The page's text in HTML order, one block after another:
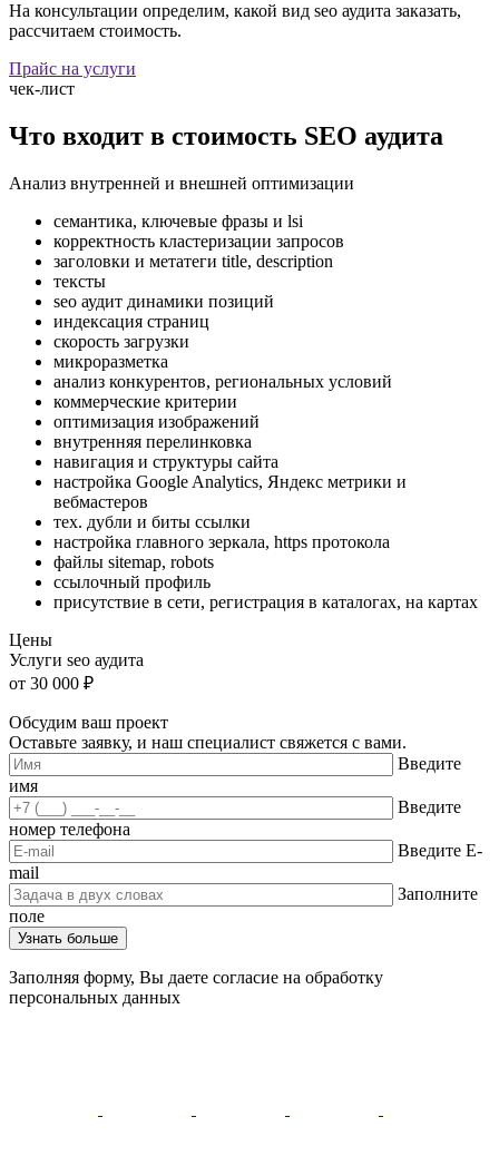
На консультации определим, какой вид seo аудита заказать,
рассчитаем стоимость.
Прайс на услуги
чек-лист
Что входит в стоимость SEO аудита
Анализ внутренней и внешней оптимизации
семантика, ключевые фразы и lsi
корректность кластеризации запросов
заголовки и метатеги title, description
тексты
seo аудит динамики позиций
индексация страниц
скорость загрузки
микроразметка
анализ конкурентов, региональных условий
коммерческие критерии
оптимизация изображений
внутренняя перелинковка
навигация и структуры сайта
настройка Google Analytics, Яндекс метрики и
вебмастеров
тех. дубли и биты ссылки
настройка главного зеркала, https протокола
файлы sitemap, robots
ссылочный профиль
присутствие в сети, регистрация в каталогах, на картах
Цены
Услуги seo аудита
от 30 000 ₽
Обсудим ваш проект
Оставьте заявку, и наш специалист свяжется с вами.
Введите
имя
Введите
номер телефона
Введите E-
mail
Заполните
поле
Заполняя форму, Вы даете согласие на обработку
персональных данных